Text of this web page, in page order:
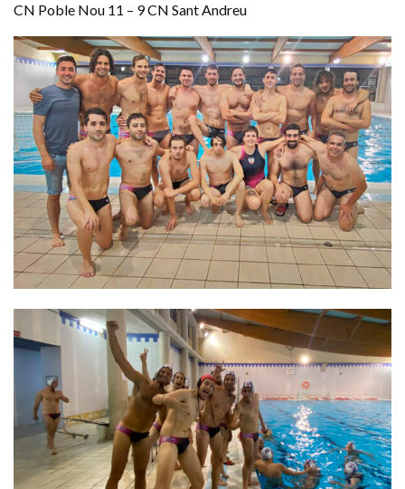
CN Poble Nou 11 – 9 CN Sant Andreu